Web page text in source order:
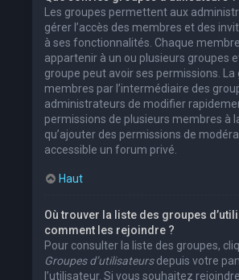
Les groupes permettent aux
gérer l’accès des membres et des
à ses fonctionnalités. Chaque
appartenir à un ou plusieurs groupes
groupe peut avoir ses permissions. La
membres par l’intermédiaire des
administrateurs de modifier
permissions de plusieurs membres à
qu’ajouter des permissions de
accessible un forum privé.
Haut
Où trouver la liste des groupes
comment les rejoindre ?
Pour consulter la liste des groupes,
Groupes d’utilisateursdepuis votre
l’utilisateur. Si vous souhaitez